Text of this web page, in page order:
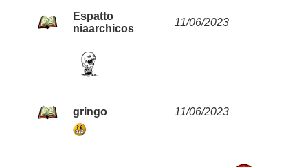
Espatto
niaarchicos
11/06/2023
gringo 11/06/2023